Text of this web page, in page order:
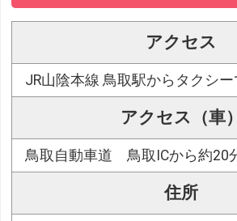
アクセス
JR山陰本線 鳥取駅からタクシー
アクセス（車）
鳥取自動車道 鳥取ICから約20
住所